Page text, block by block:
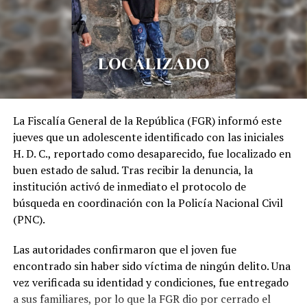
La Fiscalía General de la República (FGR) informó este
jueves que un adolescente identificado con las iniciales
H. D. C., reportado como desaparecido, fue localizado en
buen estado de salud. Tras recibir la denuncia, la
institución activó de inmediato el protocolo de
búsqueda en coordinación con la Policía Nacional Civil
(PNC).
Las autoridades confirmaron que el joven fue
encontrado sin haber sido víctima de ningún delito. Una
vez verificada su identidad y condiciones, fue entregado
a sus familiares, por lo que la FGR dio por cerrado el